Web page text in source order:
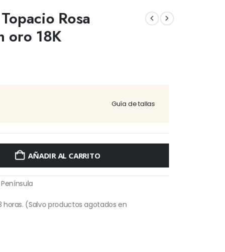
Rosa
oro 18K
Guía de tallas
AÑADIR AL CARRITO
(Salvo productos agotados en